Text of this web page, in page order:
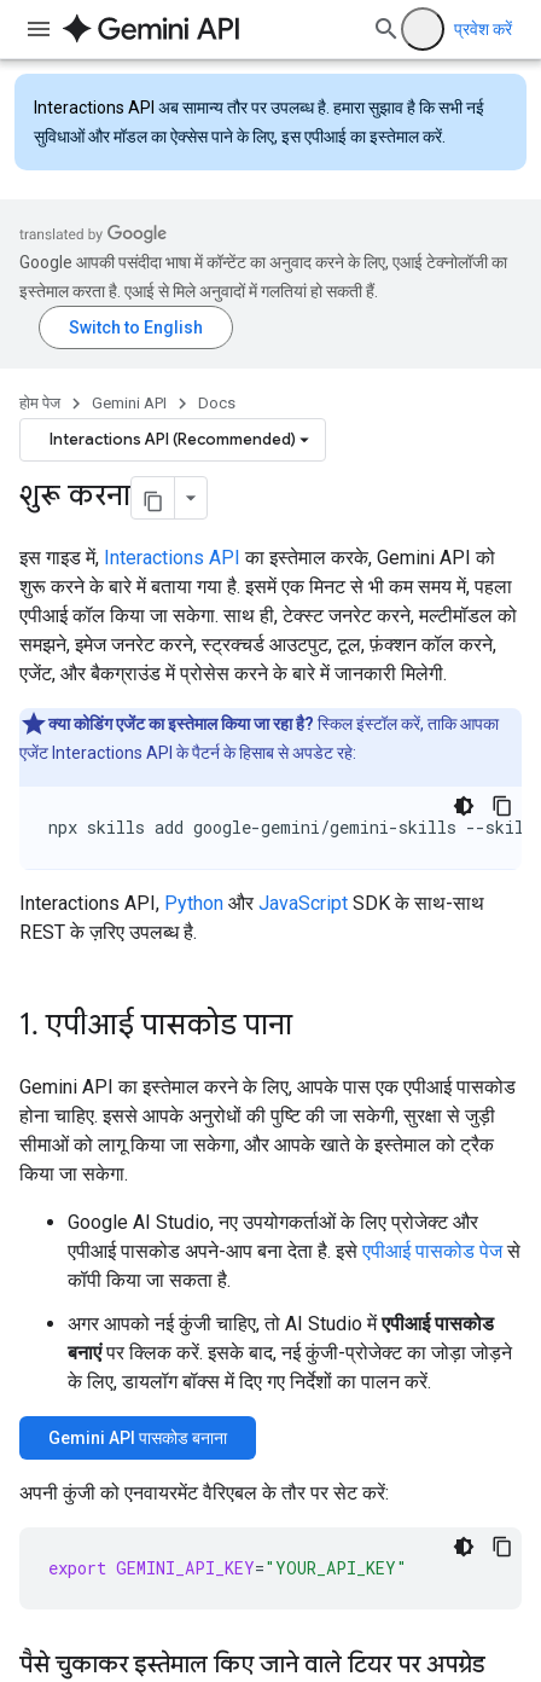
प्रवेश करें
Interactions API अब सामान्य तौर पर उपलब्ध है. हमारा सुझाव है कि सभी नई
सुविधाओं और मॉडल का ऐक्सेस पाने के लिए, इस एपीआई का इस्तेमाल करें.
Google आपकी पसंदीदा भाषा में कॉन्टेंट का अनुवाद करने के लिए, एआई टेक्नोलॉजी का
इस्तेमाल करता है. एआई से मिले अनुवादों में गलतियां हो सकती हैं.
होम पेज Gemini API Docs
Interactions API (Recommended)
शुरू करना
इस गाइड में, Interactions API का इस्तेमाल करके, Gemini API को
शुरू करने के बारे में बताया गया है. इसमें एक मिनट से भी कम समय में, पहला
एपीआई कॉल किया जा सकेगा. साथ ही, टेक्स्ट जनरेट करने, मल्टीमॉडल को
समझने, इमेज जनरेट करने, स्ट्रक्चर्ड आउटपुट, टूल, फ़ंक्शन कॉल करने,
एजेंट, और बैकग्राउंड में प्रोसेस करने के बारे में जानकारी मिलेगी.
क्या कोडिंग एजेंट का इस्तेमाल किया जा रहा है? स्किल इंस्टॉल करें, ताकि आपका
एजेंट Interactions API के पैटर्न के हिसाब से अपडेट रहे:
npx skills add google-gemini/gemini-skills --skill
Interactions API, Python और JavaScript SDK के साथ-साथ
REST के ज़रिए उपलब्ध है.
1. एपीआई पासकोड पाना
Gemini API का इस्तेमाल करने के लिए, आपके पास एक एपीआई पासकोड
होना चाहिए. इससे आपके अनुरोधों की पुष्टि की जा सकेगी, सुरक्षा से जुड़ी
सीमाओं को लागू किया जा सकेगा, और आपके खाते के इस्तेमाल को ट्रैक
किया जा सकेगा.
Google AI Studio, नए उपयोगकर्ताओं के लिए प्रोजेक्ट और
एपीआई पासकोड अपने-आप बना देता है. इसेएपीआई पासकोड पेजसे
कॉपी किया जा सकता है.
अगर आपको नई कुंजी चाहिए, तो AI Studio मेंएपीआई पासकोड
बनाएंपर क्लिक करें. इसके बाद, नई कुंजी-प्रोजेक्ट का जोड़ा जोड़ने
के लिए, डायलॉग बॉक्स में दिए गए निर्देशों का पालन करें.
Gemini API पासकोड बनाना
अपनी कुंजी को एनवायरमेंट वैरिएबल के तौर पर सेट करें:
export GEMINI_API_KEY="YOUR_API_KEY"
पैसे चुकाकर इस्तेमाल किए जाने वाले टियर पर अपग्रेड